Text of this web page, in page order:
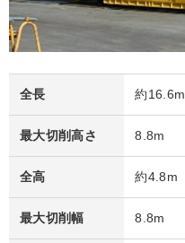
全長 約16.6m
最大切削高さ 8.8m
全高 約4.8m
最大切削幅 8.8m